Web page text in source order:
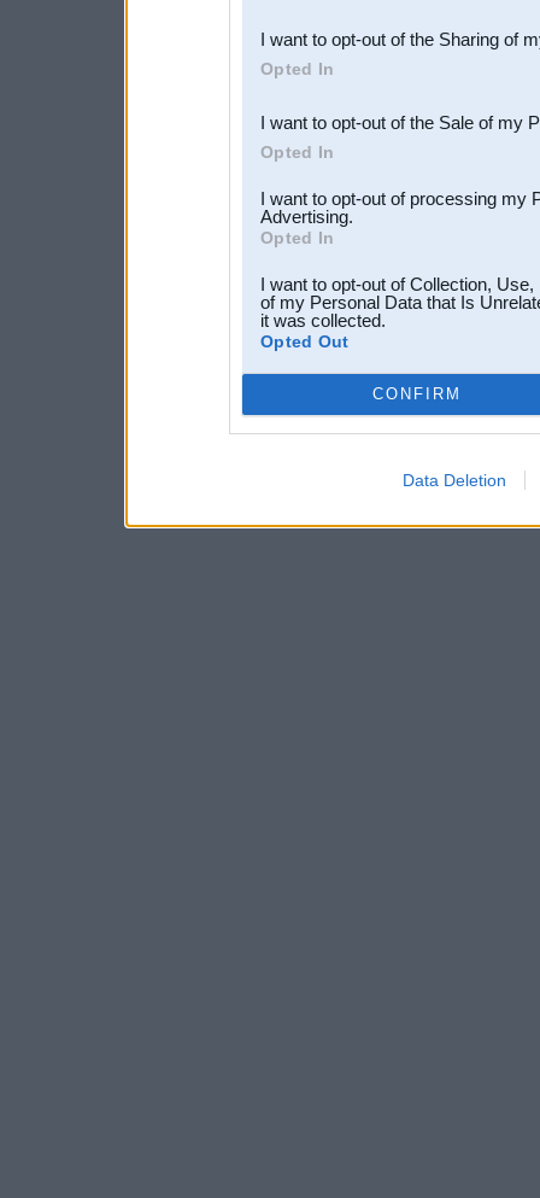
Downstream Participants
third parties.
I want to opt-out of the Sharing of
Opted In
I want to opt-out of the Sale of my
Opted In
I want to opt-out of processing my
Advertising.
Opted In
I want to opt-out of Collection,
of my Personal Data that Is
it was collected.
Opted Out
CONFIRM
Data Deletion